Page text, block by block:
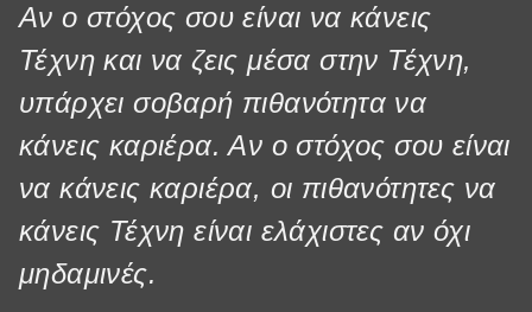
Αν ο στόχος σου είναι να κάνεις
Τέχνη και να ζεις μέσα στην Τέχνη,
υπάρχει σοβαρή πιθανότητα να
κάνεις καριέρα. Αν ο στόχος σου είναι
να κάνεις καριέρα, οι πιθανότητες να
κάνεις Τέχνη είναι ελάχιστες αν όχι
μηδαμινές.